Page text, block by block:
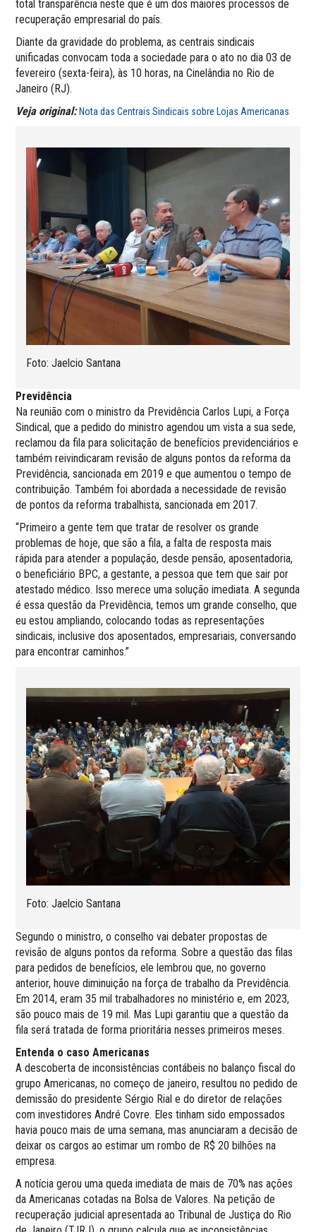
total transparência neste que é um dos maiores processos de
recuperação empresarial do país.
Diante da gravidade do problema, as centrais sindicais
unificadas convocam toda a sociedade para o ato no dia 03 de
fevereiro (sexta-feira), às 10 horas, na Cinelândia no Rio de
Janeiro (RJ).
Veja original: Nota das Centrais Sindicais sobre Lojas Americanas
Foto: Jaelcio Santana
Previdência
Na reunião com o ministro da Previdência Carlos Lupi, a Força
Sindical, que a pedido do ministro agendou um vista a sua sede,
reclamou da fila para solicitação de benefícios previdenciários e
também reivindicaram revisão de alguns pontos da reforma da
Previdência, sancionada em 2019 e que aumentou o tempo de
contribuição. Também foi abordada a necessidade de revisão
de pontos da reforma trabalhista, sancionada em 2017.
“Primeiro a gente tem que tratar de resolver os grande
problemas de hoje, que são a fila, a falta de resposta mais
rápida para atender a população, desde pensão, aposentadoria,
o beneficiário BPC, a gestante, a pessoa que tem que sair por
atestado médico. Isso merece uma solução imediata. A segunda
é essa questão da Previdência, temos um grande conselho, que
eu estou ampliando, colocando todas as representações
sindicais, inclusive dos aposentados, empresariais, conversando
para encontrar caminhos.”
Foto: Jaelcio Santana
Segundo o ministro, o conselho vai debater propostas de
revisão de alguns pontos da reforma. Sobre a questão das filas
para pedidos de benefícios, ele lembrou que, no governo
anterior, houve diminuição na força de trabalho da Previdência.
Em 2014, eram 35 mil trabalhadores no ministério e, em 2023,
são pouco mais de 19 mil. Mas Lupi garantiu que a questão da
fila será tratada de forma prioritária nesses primeiros meses.
Entenda o caso Americanas
A descoberta de inconsistências contábeis no balanço fiscal do
grupo Americanas, no começo de janeiro, resultou no pedido de
demissão do presidente Sérgio Rial e do diretor de relações
com investidores André Covre. Eles tinham sido empossados
havia pouco mais de uma semana, mas anunciaram a decisão de
deixar os cargos ao estimar um rombo de R$ 20 bilhões na
empresa.
A notícia gerou uma queda imediata de mais de 70% nas ações
da Americanas cotadas na Bolsa de Valores. Na petição de
recuperação judicial apresentada ao Tribunal de Justiça do Rio